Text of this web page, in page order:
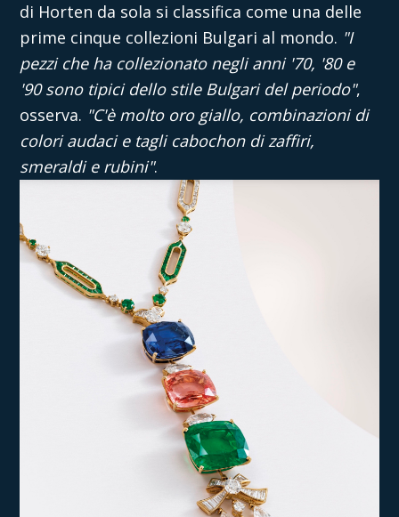
di Horten da sola si classifica come una delle
prime cinque collezioni Bulgari al mondo. "I
pezzi che ha collezionato negli anni '70, '80 e
'90 sono tipici dello stile Bulgari del periodo",
osserva. "C'è molto oro giallo, combinazioni di
colori audaci e tagli cabochon di zaffiri,
smeraldi e rubini".